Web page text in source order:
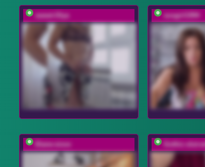
sweet-Olya sosgirl1994
Diane-sixxx Gothic-slut-